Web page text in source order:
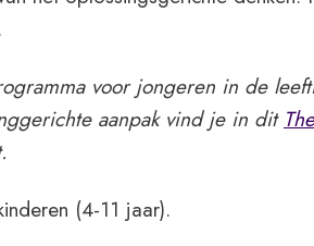
voor jongeren in de
aanpak vind je in dit
(4-11 jaar).